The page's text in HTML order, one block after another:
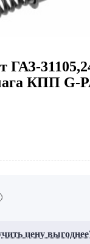
цену
ГАЗ-
КПП G-